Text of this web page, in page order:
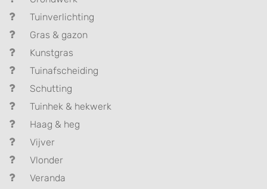
Tuinverlichting
Gras & gazon
Kunstgras
Tuinafscheiding
Schutting
Tuinhek & hekwerk
Haag & heg
Vijver
Vlonder
Veranda